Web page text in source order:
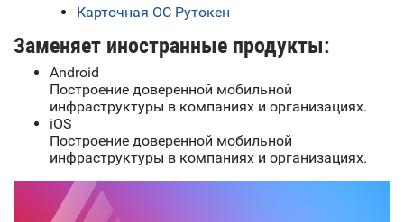
Карточная ОС Рутокен
Заменяет иностранные продукты:
Android
Построение доверенной мобильной
инфраструктуры в компаниях и организациях.
iOS
Построение доверенной мобильной
инфраструктуры в компаниях и организациях.